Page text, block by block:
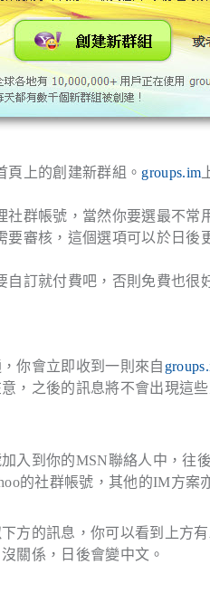
頁上的創建新群組。 groups.im
群帳號，當然你要選最不常
審核，這個選項可以於日後
訂就付費吧，否則免費也很
你會立即收到一則來自
，之後的訊息將不會出現這
入到你的MSN聯絡人中，往
的社群帳號，其他的IM方案
方的訊息，你可以看到上方
關係，日後會變中文。